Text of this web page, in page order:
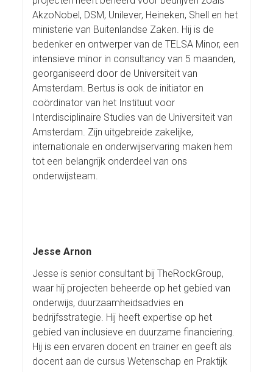
AkzoNobel, DSM, Unilever, Heineken, Shell en het
ministerie van Buitenlandse Zaken. Hij is de
bedenker en ontwerper van de TELSA Minor, een
intensieve minor in consultancy van 5 maanden,
georganiseerd door de Universiteit van
Amsterdam. Bertus is ook de initiator en
coördinator van het Instituut voor
Interdisciplinaire Studies van de Universiteit van
Amsterdam. Zijn uitgebreide zakelijke,
internationale en onderwijservaring maken hem
tot een belangrijk onderdeel van ons
onderwijsteam.
Jesse Arnon
Jesse is senior consultant bij TheRockGroup,
waar hij projecten beheerde op het gebied van
onderwijs, duurzaamheidsadvies en
bedrijfsstrategie. Hij heeft expertise op het
gebied van inclusieve en duurzame financiering.
Hij is een ervaren docent en trainer en geeft als
docent aan de cursus Wetenschap en Praktijk